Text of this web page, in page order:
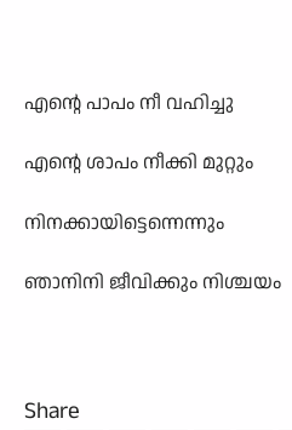
എന്റെ പാപം നീ വഹിച്ചു
എന്റെ ശാപം നീക്കി മുറ്റും
നിനക്കായിട്ടെന്നെന്നും
ഞാനിനി ജീവിക്കും നിശ്ചയം
Share